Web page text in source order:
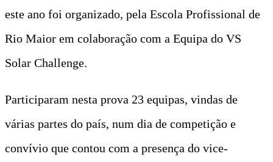
este ano foi organizado, pela Escola Profissional de
Rio Maior em colaboração com a Equipa do VS
Solar Challenge.
Participaram nesta prova 23 equipas, vindas de
várias partes do país, num dia de competição e
convívio que contou com a presença do vice-